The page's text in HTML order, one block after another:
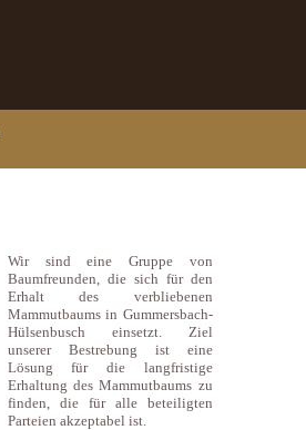
Wir sind eine Gruppe von
Baumfreunden, die sich für den
Erhalt des verbliebenen
Mammutbaums in Gummersbach-
Hülsenbusch einsetzt. Ziel
unserer Bestrebung ist eine
Lösung für die langfristige
Erhaltung des Mammutbaums zu
finden, die für alle beteiligten
Parteien akzeptabel ist.